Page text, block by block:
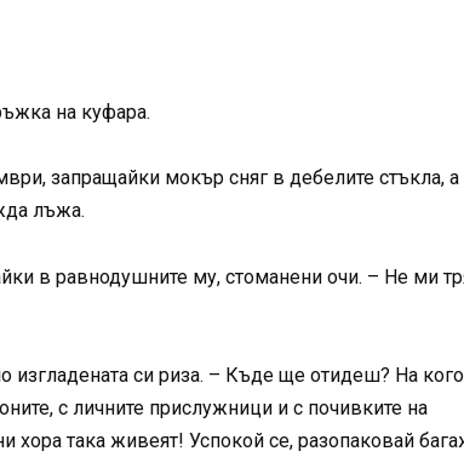
на куфара.
запращайки мокър сняг в дебелите стъкла, а
лъжа.
в равнодушните му, стоманени очи. – Не ми
изгладената си риза. – Къде ще отидеш? На
с личните прислужници и с почивките на
хора така живеят! Успокой се, разопаковай